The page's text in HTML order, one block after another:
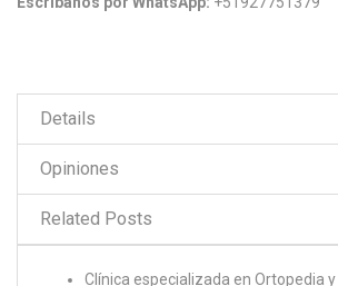
Details
Opiniones
Related Posts
Clínica especializada en Ortopedia